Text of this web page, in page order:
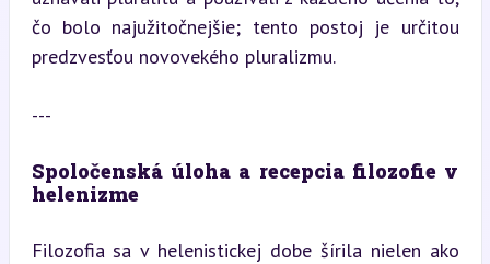
čo bolo najužitočnejšie; tento postoj je určitou
predzvesťou novovekého pluralizmu.
---
Spoločenská úloha a recepcia filozofie v
helenizme
Filozofia sa v helenistickej dobe šírila nielen ako